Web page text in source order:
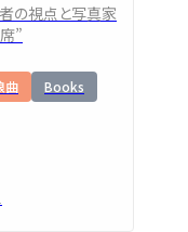
の視点と写真家
”
曲 Books